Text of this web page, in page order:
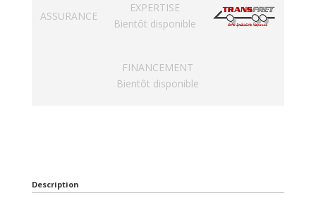
ASSURANCE
EXPERTISE
Bientôt disponible
FINANCEMENT
Bientôt disponible
Description